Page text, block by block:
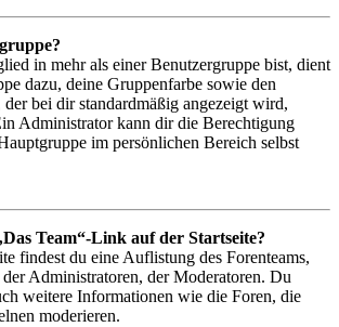
in mehr als einer Benutzergruppe bist, dient
dazu, deine Gruppenfarbe sowie den
bei dir standardmäßig angezeigt wird,
Administrator kann dir die Berechtigung
im persönlichen Bereich selbst
Team“-Link auf der Startseite?
findest du eine Auflistung des Forenteams,
Administratoren, der Moderatoren. Du
weitere Informationen wie die Foren, die
moderieren.